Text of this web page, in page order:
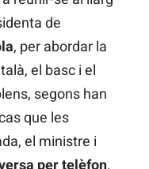
de
, per abordar la
el basc i el
segons han
que les
el ministre i
per telèfon.